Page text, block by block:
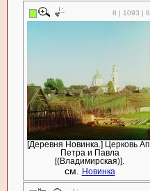
8 | 1093 | 8
[Деревня Новинка.] Церковь Ап.
Петра и Павла
[(Владимирская)].
см. Новинка